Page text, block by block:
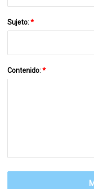
Sujeto:*
Contenido:*